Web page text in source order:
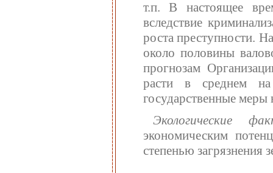
т.п. В настоящее
вследствие
роста преступности.
около половины
прогнозам
расти в среднем
государственные меры
Экологические
экономическим
степенью загрязнения